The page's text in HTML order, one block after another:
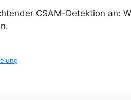
CSAM-Detektion an: